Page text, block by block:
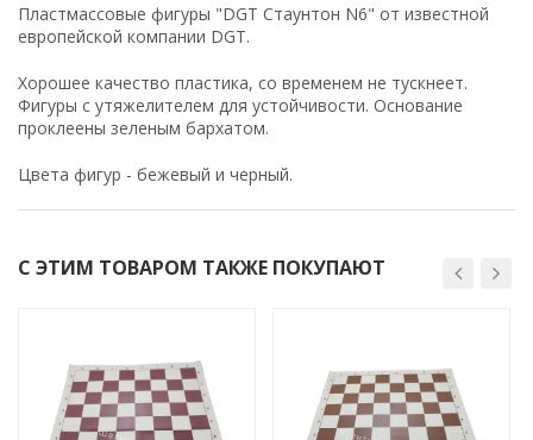
Пластмассовые фигуры "DGT Стаунтон N6" от известной
европейской компании DGT.
Хорошее качество пластика, со временем не тускнеет.
Фигуры с утяжелителем для устойчивости. Основание
проклеены зеленым бархатом.
Цвета фигур - бежевый и черный.
С ЭТИМ ТОВАРОМ ТАКЖЕ ПОКУПАЮТ